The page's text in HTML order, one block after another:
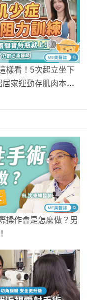
樣看！5次起立坐下
居家運動存肌肉本
操作會是怎麼做？男